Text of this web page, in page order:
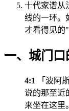
十代家谱从
线的一环。
才看得见的
一、城门口
4:1
「波阿
说的那至近
来坐在这里